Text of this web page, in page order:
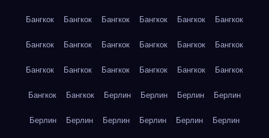
Бангкок Бангкок Бангкок Бангкок Бангкок Бангкок
Бангкок Бангкок Бангкок Бангкок Бангкок Бангкок
Бангкок Бангкок Бангкок Бангкок Бангкок Бангкок
Бангкок Бангкок Берлин Берлин Берлин Берлин
Берлин Берлин Берлин Берлин Берлин Берлин